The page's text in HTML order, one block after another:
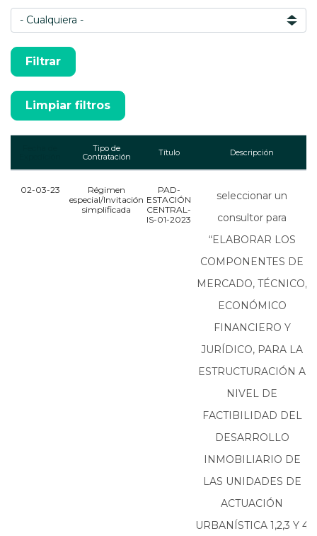
Tipo de
Contratación
Título Descripción
02-03-23
Régimen
especial/Invitación
simplificada
PAD-
ESTACIÓN
CENTRAL-
IS-01-2023
seleccionar un
consultor para
“ELABORAR LOS
COMPONENTES DE
MERCADO, TÉCNICO,
ECONÓMICO
FINANCIERO Y
JURÍDICO, PARA LA
ESTRUCTURACIÓN A
NIVEL DE
FACTIBILIDAD DEL
DESARROLLO
INMOBILIARIO DE
LAS UNIDADES DE
ACTUACIÓN
URBANÍSTICA 1,2,3 Y 4